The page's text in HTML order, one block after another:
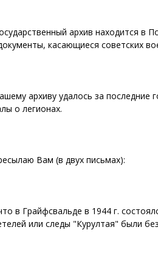
архив находится в
касающиеся советских
архиву удалось за
о легионах.
Вам (в двух письмах):
в Грайфсвальде в 1944 г.
или следы "Курултая" были